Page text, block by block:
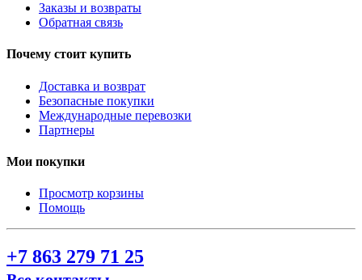
Заказы и возвраты
Обратная связь
Почему стоит купить
Доставка и возврат
Безопасные покупки
Международные перевозки
Партнеры
Мои покупки
Просмотр корзины
Помощь
+7 863 279 71 25